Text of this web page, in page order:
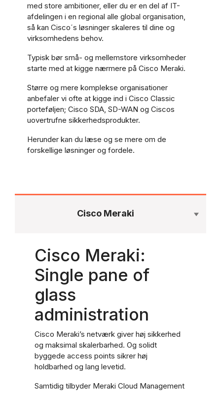
med store ambitioner, eller du er en del af IT-
afdelingen i en regional alle global organisation,
så kan Cisco´s løsninger skaleres til dine og
virksomhedens behov.
Typisk bør små- og mellemstore virksomheder
starte med at kigge nærmere på Cisco Meraki.
Større og mere komplekse organisationer
anbefaler vi ofte at kigge ind i Cisco Classic
porteføljen; Cisco SDA, SD-WAN og Ciscos
uovertrufne sikkerhedsprodukter.
Herunder kan du læse og se mere om de
forskellige løsninger og fordele.
Cisco Meraki
Cisco Meraki:
Single pane of
glass
administration
Cisco Meraki’s netværk giver høj sikkerhed
og maksimal skalerbarhed. Og solidt
byggede access points sikrer høj
holdbarhed og lang levetid.
Samtidig tilbyder Meraki Cloud Management